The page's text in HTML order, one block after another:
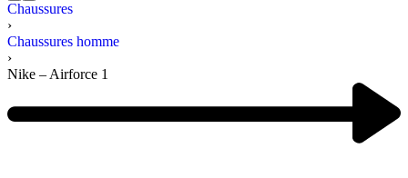
Chaussures
›
Chaussures homme
›
Nike – Airforce 1